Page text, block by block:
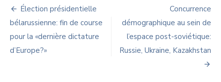
Navigation
de
l’article
Élection présidentielle
bélarussienne: fin de course
pour la «dernière dictature
d’Europe?»
Concurrence
démographique au sein de
l’espace post-soviétique:
Russie, Ukraine, Kazakhstan